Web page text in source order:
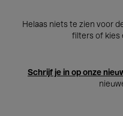
Helaas niets te zien voor
filters of kies
Schrijf je in op onze